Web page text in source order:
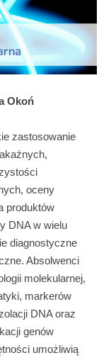
Okoń
zastosowanie
oceny
produktów
DNA w wielu
diagnostyczne
Absolwenci
molekularnej,
markerów
DNA oraz
genów
umożliwią